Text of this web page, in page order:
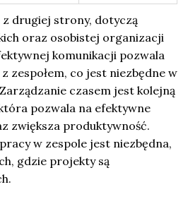
drugiej strony, dotyczą
oraz osobistej organizacji
komunikacji pozwala
zespołem, co jest niezbędne w
czasem jest kolejną
pozwala na efektywne
zwiększa produktywność.
w zespole jest niezbędna,
gdzie projekty są